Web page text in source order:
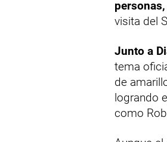
personas,
visita del
Junto a
tema
de
logrando
como